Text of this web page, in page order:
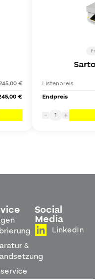
€
€
Listenpreis
Endpreis
− 1 +
&
Social
Media
LinkedIn